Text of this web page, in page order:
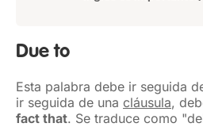
Due to
Esta palabra debe ir seguida
ir seguida de una cláusula,
fact that. Se traduce como